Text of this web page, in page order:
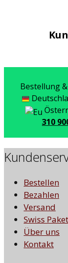
Bestellung
310
Bestellen
Bezahlen
Versand
Swiss Paket
Über uns
Kontakt